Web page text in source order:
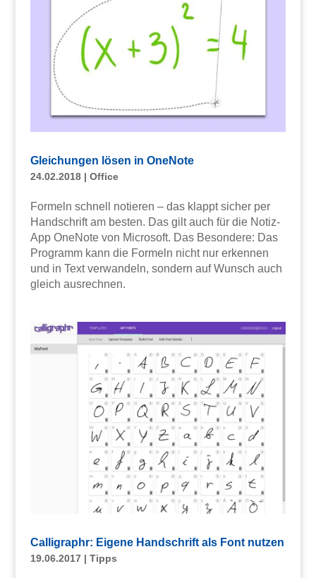
Gleichungen lösen in OneNote
24.02.2018| Office
Formeln schnell notieren – das klappt sicher per
Handschrift am besten. Das gilt auch für die Notiz-
App OneNote von Microsoft. Das Besondere: Das
Programm kann die Formeln nicht nur erkennen
und in Text verwandeln, sondern auf Wunsch auch
gleich ausrechnen.
Calligraphr: Eigene Handschrift als Font nutzen
19.06.2017| Tipps